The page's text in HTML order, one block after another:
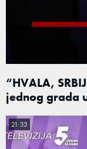
“HVALA,
jednog grada
21:33